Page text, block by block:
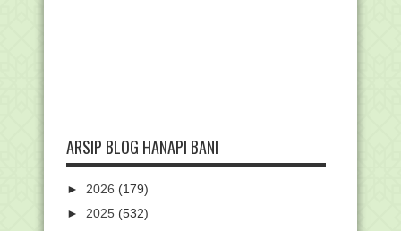
ARSIP BLOG HANAPI BANI
► 2026 (179)
► 2025 (532)